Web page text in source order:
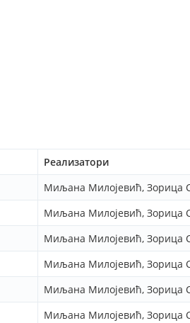
Реализатори
Миљана Милојевић, Зорица
Миљана Милојевић, Зорица
Миљана Милојевић, Зорица
Миљана Милојевић, Зорица
Миљана Милојевић, Зорица
Миљана Милојевић, Зорица